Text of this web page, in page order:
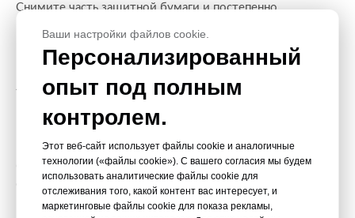
Снимите часть защитной бумаги и постепенно
приклейте лист, разглаживая пузырьки воздуха с
помощью ракеля.
Продолжайте отклеивать и прижимать пленку, пока весь
лист не будет равномерно приклеен, обеспечивая
Можно ли снять или переклеить
самоклеящиеся ПВХ-листы?
Самоклеящиеся ПВХ-листы можно снять, не повредив
поверхность, что делает их отличным вариантом для
Ваши настройки файлов cookie.
Персонализированный
опыт под полным
контролем.
Этот веб-сайт использует файлы cookie и аналогичные
технологии («файлы cookie»). С вашего согласия мы будем
использовать аналитические файлы cookie для
отслеживания того, какой контент вас интересует, и
маркетинговые файлы cookie для показа рекламы,